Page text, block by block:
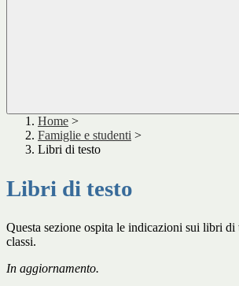
Home >
Famiglie e studenti >
Libri di testo
Libri di testo
Questa sezione ospita le indicazioni sui libri di
classi.
In aggiornamento.